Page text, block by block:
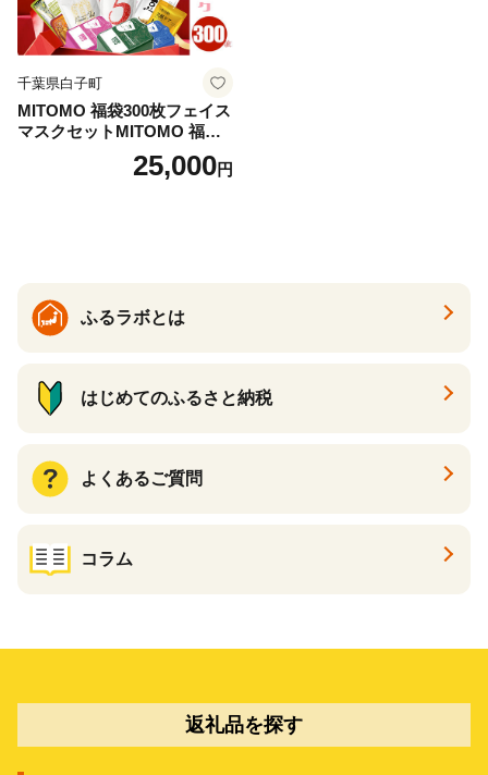
千葉県白子町
MITOMO 福袋300枚フェイス
マスクセットMITOMO 福袋3
00枚フェイスマスクセット
ふるさと納税 パック ファイ
25,000円
ふるラボとは
はじめてのふるさと納税
よくあるご質問
コラム
返礼品を探す